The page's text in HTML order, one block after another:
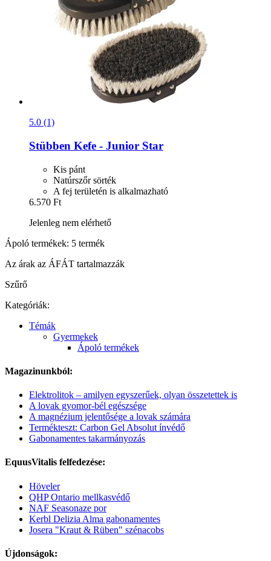
5.0 (1)
Stübben Kefe -​ Junior Star
Kis pánt
Natúrszőr sörték
A fej területén is alkalmazható
6.570 Ft
Jelenleg nem elérhető
Ápoló termékek: 5 termék
Az árak az ÁFÁT tartalmazzák
Szűrő
Kategóriák:
Témák
Gyermekek
Ápoló termékek
Magazinunkból:
Elektrolitok – amilyen egyszerűek, olyan összetettek is
A lovak gyomor-bél egészsége
A magnézium jelentősége a lovak számára
Termékteszt: Carbon Gel Absolut ínvédő
Gabonamentes takarmányozás
EquusVitalis felfedezése:
Höveler
QHP Ontario mellkasvédő
NAF Seasonaze por
Kerbl Delizia Alma gabonamentes
Josera "Kraut & Rüben" szénacobs
Újdonságok: